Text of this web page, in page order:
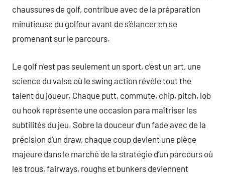
chaussures de golf, contribue avec de la préparation
minutieuse du golfeur avant de s’élancer en se
promenant sur le parcours.
Le golf n’est pas seulement un sport, c’est un art, une
science du valse où le swing action révèle tout the
talent du joueur. Chaque putt, commute, chip, pitch, lob
ou hook représente une occasion para maîtriser les
subtilités du jeu. Sobre la douceur d’un fade avec de la
précision d’un draw, chaque coup devient une pièce
majeure dans le marché de la stratégie d’un parcours où
les trous, fairways, roughs et bunkers deviennent